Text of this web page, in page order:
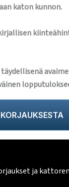
katon kunnon.
ja